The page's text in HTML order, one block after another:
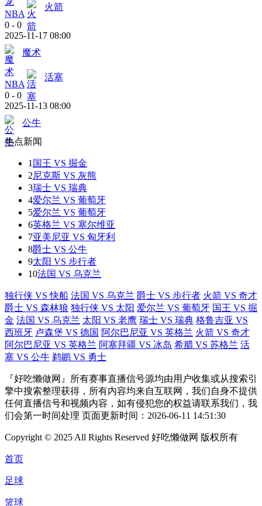
NBA
火箭
0 - 0
2025-11-17 08:00
魔术
NBA
活塞
0 - 0
2025-11-13 08:00
公牛
热点新闻
1 国王 VS 掘金
2尼克斯 VS 灰熊
3瑞士 VS 瑞典
4爱尔兰 VS 葡萄牙
5爱尔兰 VS 葡萄牙
6英格兰 VS 塞尔维亚
7亚美尼亚 VS 匈牙利
8爵士 VS 公牛
9太阳 VS 步行者
10法国 VS 乌克兰
独行侠 VS 快船 法国 VS 乌克兰 爵士 VS 步行者 火箭 VS 奇才
爵士 VS 森林狼 独行侠 VS 太阳 爱尔兰 VS 葡萄牙 国王 VS 掘
金 法国 VS 乌克兰 太阳 VS 老鹰 瑞士 VS 瑞典 格鲁吉亚 VS
西班牙 卢森堡 VS 德国 阿尔巴尼亚 VS 英格兰 火箭 VS 奇才
阿尔巴尼亚 VS 英格兰 阿塞拜疆 VS 冰岛 希腊 VS 苏格兰 活
塞 VS 公牛 鹈鹕 VS 勇士
『好吃懒做网』所有赛事直播信号源均由用户收集或从搜索引
擎中搜索整理获得，所有内容均来自互联网，我们自身不提供
任何直播信号和视频内容，如有侵犯您的权益请联系我们，我
们会第一时间处理 页面更新时间：2026-06-11 14:51:30
Copyright © 2025 All Rights Reserved 好吃懒做网 版权所有
首页
足球
篮球